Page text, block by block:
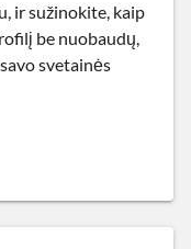
ir sužinokite, kaip
be nuobaudų,
svetainės